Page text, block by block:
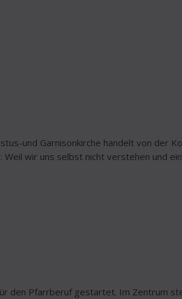
und Garnisonkirche handelt von der
wir uns selbst nicht verstehen und
den Pfarrberuf gestartet. Im Zentrum